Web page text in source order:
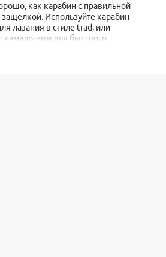
как карабин с правильной
Используйте карабин
лазания в стиле trad, или
камалотами для быстрого
по щелям.